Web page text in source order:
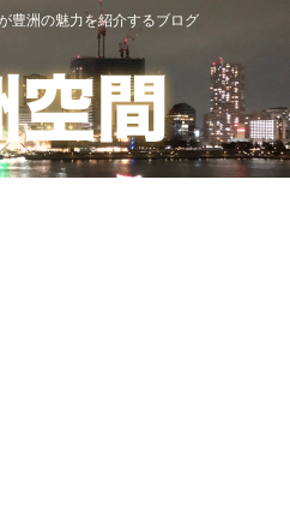
豊洲の魅力を紹介するブログ